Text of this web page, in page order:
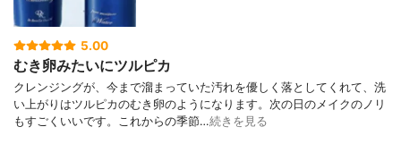
5.00
むき卵みたいにツルピカ
クレンジングが、今まで溜まっていた汚れを優しく落としてくれて、洗
い上がりはツルピカのむき卵のようになります。次の日のメイクのノリ
もすごくいいです。これからの季節…続きを見る